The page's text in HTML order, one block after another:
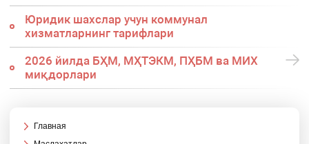
Юридик шахслар учун коммунал
хизматларнинг тарифлари
2026 йилда БҲМ, МҲТЭКМ, ПҲБМ ва МИХ
миқдорлари
Главная